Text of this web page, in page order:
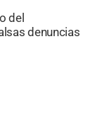
del
denuncias